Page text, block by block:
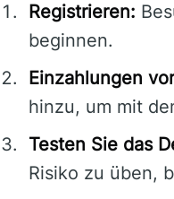
Registrieren:
beginnen.
Einzahlungen
hinzu, um mit
Testen Sie das
Risiko zu üben,